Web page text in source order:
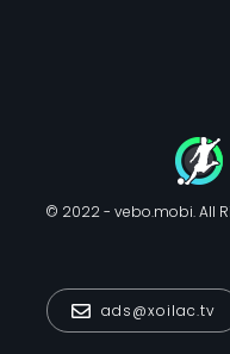
© 2022 - vebo.mobi. All
ads@xoilac.tv